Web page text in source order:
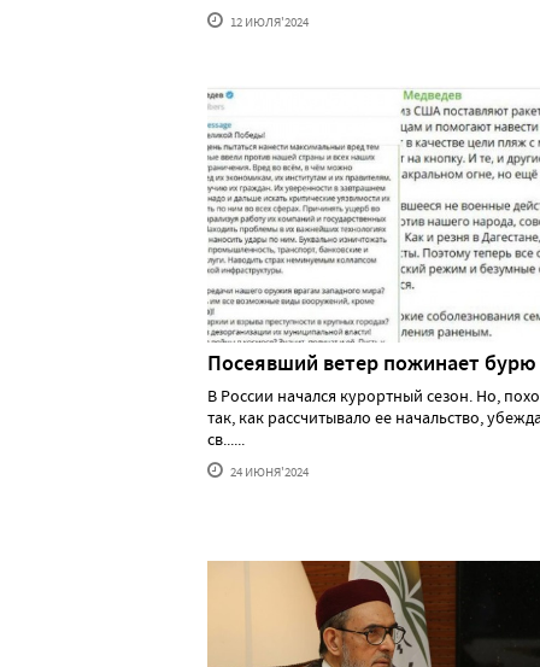
12 ИЮЛЯ'2024
Посеявший ветер пожинает бурю
В России начался курортный сезон. Но,
так, как рассчитывало ее начальство,
св......
24 ИЮНЯ'2024